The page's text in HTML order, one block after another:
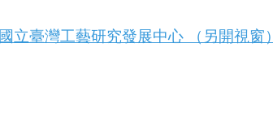
國立臺灣工藝研究發展中心 （另開視窗）